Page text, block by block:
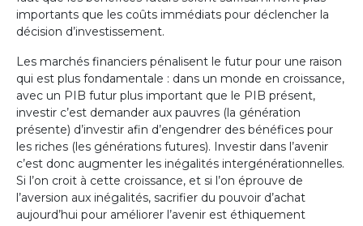
importants que les coûts immédiats pour déclencher la
décision d’investissement.
Les marchés financiers pénalisent le futur pour une raison
qui est plus fondamentale : dans un monde en croissance,
avec un PIB futur plus important que le PIB présent,
investir c’est demander aux pauvres (la génération
présente) d’investir afin d’engendrer des bénéfices pour
les riches (les générations futures). Investir dans l’avenir
c’est donc augmenter les inégalités intergénérationnelles.
Si l’on croit à cette croissance, et si l’on éprouve de
l’aversion aux inégalités, sacrifier du pouvoir d’achat
aujourd’hui pour améliorer l’avenir est éthiquement